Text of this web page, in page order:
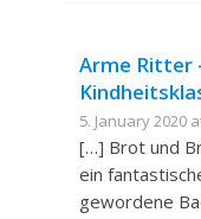
Arme Ritter
5. January 2020
[…] Brot und
ein
gewordene